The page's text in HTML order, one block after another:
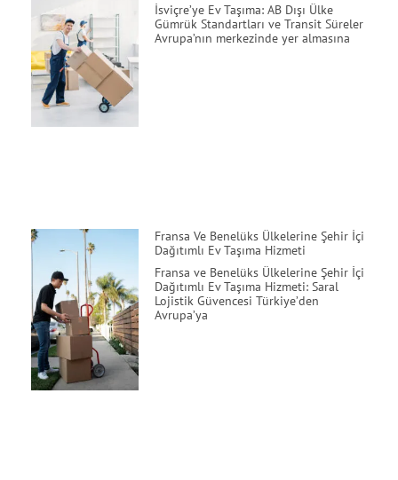
İsviçre’ye Ev Taşıma: AB Dışı Ülke
Gümrük Standartları ve Transit Süreler
Avrupa’nın merkezinde yer almasına
Fransa Ve Benelüks Ülkelerine Şehir İçi
Dağıtımlı Ev Taşıma Hizmeti
Fransa ve Benelüks Ülkelerine Şehir İçi
Dağıtımlı Ev Taşıma Hizmeti: Saral
Lojistik Güvencesi Türkiye’den
Avrupa’ya